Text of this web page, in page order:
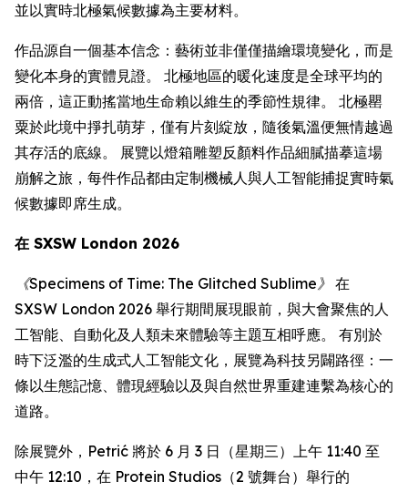
並以實時北極氣候數據為主要材料。
作品源自一個基本信念：藝術並非僅僅描繪環境變化，而是
變化本身的實體見證。 北極地區的暖化速度是全球平均的
兩倍，這正動搖當地生命賴以維生的季節性規律。 北極罌
粟於此境中掙扎萌芽，僅有片刻綻放，隨後氣溫便無情越過
其存活的底線。 展覽以燈箱雕塑反顏料作品細膩描摹這場
崩解之旅，每件作品都由定制機械人與人工智能捕捉實時氣
候數據即席生成。
在 SXSW London 2026
《Specimens of Time: The Glitched Sublime》 在
SXSW London 2026 舉行期間展現眼前，與大會聚焦的人
工智能、自動化及人類未來體驗等主題互相呼應。 有別於
時下泛濫的生成式人工智能文化，展覽為科技另闢路徑：一
條以生態記憶、體現經驗以及與自然世界重建連繫為核心的
道路。
除展覽外，Petrić 將於 6 月 3 日（星期三）上午 11:40 至
中午 12:10，在 Protein Studios（2 號舞台）舉行的